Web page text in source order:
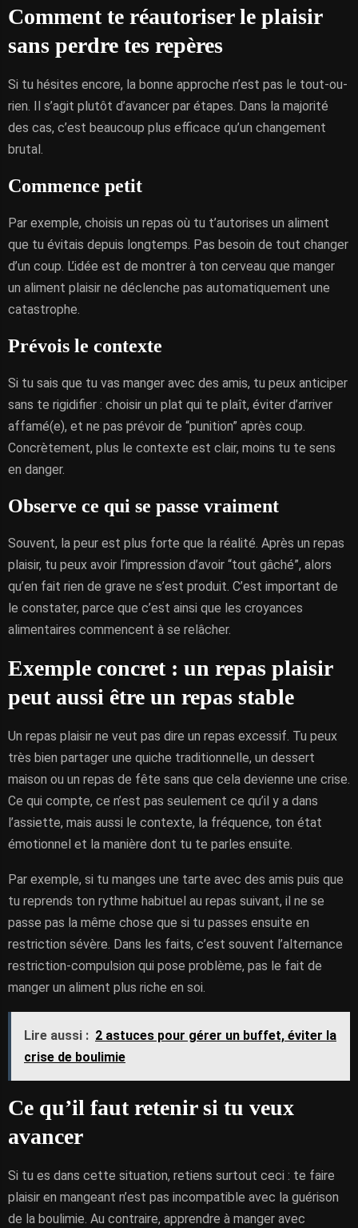
Comment te réautoriser le plaisir
sans perdre tes repères
Si tu hésites encore, la bonne approche n’est pas le tout-ou-
rien. Il s’agit plutôt d’avancer par étapes. Dans la majorité
des cas, c’est beaucoup plus efficace qu’un changement
brutal.
Commence petit
Par exemple, choisis un repas où tu t’autorises un aliment
que tu évitais depuis longtemps. Pas besoin de tout changer
d’un coup. L’idée est de montrer à ton cerveau que manger
un aliment plaisir ne déclenche pas automatiquement une
catastrophe.
Prévois le contexte
Si tu sais que tu vas manger avec des amis, tu peux anticiper
sans te rigidifier : choisir un plat qui te plaît, éviter d’arriver
affamé(e), et ne pas prévoir de “punition” après coup.
Concrètement, plus le contexte est clair, moins tu te sens
en danger.
Observe ce qui se passe vraiment
Souvent, la peur est plus forte que la réalité. Après un repas
plaisir, tu peux avoir l’impression d’avoir “tout gâché”, alors
qu’en fait rien de grave ne s’est produit. C’est important de
le constater, parce que c’est ainsi que les croyances
alimentaires commencent à se relâcher.
Exemple concret : un repas plaisir
peut aussi être un repas stable
Un repas plaisir ne veut pas dire un repas excessif. Tu peux
très bien partager une quiche traditionnelle, un dessert
maison ou un repas de fête sans que cela devienne une crise.
Ce qui compte, ce n’est pas seulement ce qu’il y a dans
l’assiette, mais aussi le contexte, la fréquence, ton état
émotionnel et la manière dont tu te parles ensuite.
Par exemple, si tu manges une tarte avec des amis puis que
tu reprends ton rythme habituel au repas suivant, il ne se
passe pas la même chose que si tu passes ensuite en
restriction sévère. Dans les faits, c’est souvent l’alternance
restriction-compulsion qui pose problème, pas le fait de
manger un aliment plus riche en soi.
Lire aussi : 2 astuces pour gérer un buffet, éviter la
crise de boulimie
Ce qu’il faut retenir si tu veux
avancer
Si tu es dans cette situation, retiens surtout ceci : te faire
plaisir en mangeant n’est pas incompatible avec la guérison
de la boulimie. Au contraire, apprendre à manger avec